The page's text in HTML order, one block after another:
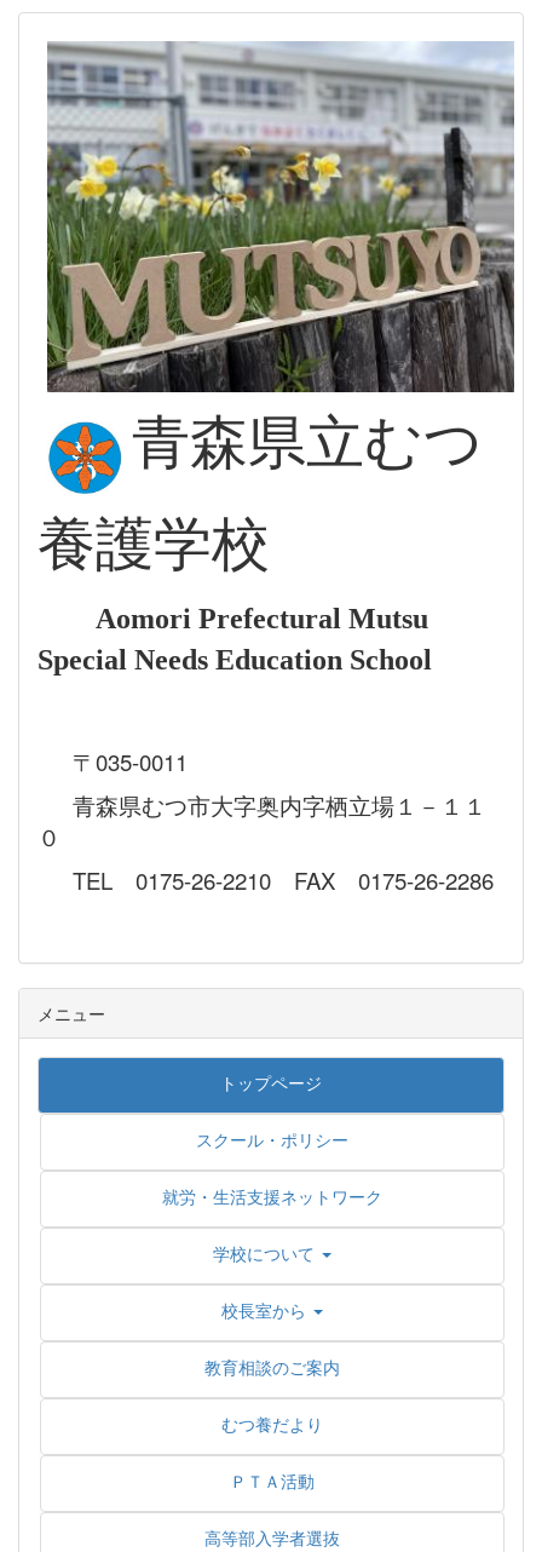
青森県立むつ
養護学校
Aomori Prefectural Mutsu
Special Needs Education School
〒035-0011
青森県むつ市大字奥内字栖立場１－１１
０
TEL 0175-26-2210 FAX 0175-26-2286
メニュー
トップページ
スクール・ポリシー
就労・生活支援ネットワーク
学校について
校長室から
教育相談のご案内
むつ養だより
ＰＴＡ活動
高等部入学者選抜